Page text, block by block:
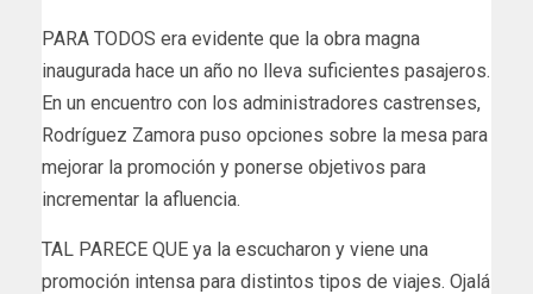
PARA TODOS era evidente que la obra magna
inaugurada hace un año no lleva suficientes pasajeros.
En un encuentro con los administradores castrenses,
Rodríguez Zamora puso opciones sobre la mesa para
mejorar la promoción y ponerse objetivos para
incrementar la afluencia.
TAL PARECE QUE ya la escucharon y viene una
promoción intensa para distintos tipos de viajes. Ojalá